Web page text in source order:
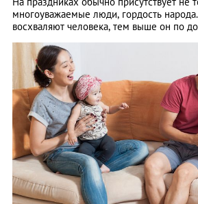
многоуважаемые люди, гордость
восхваляют человека, тем выше он по